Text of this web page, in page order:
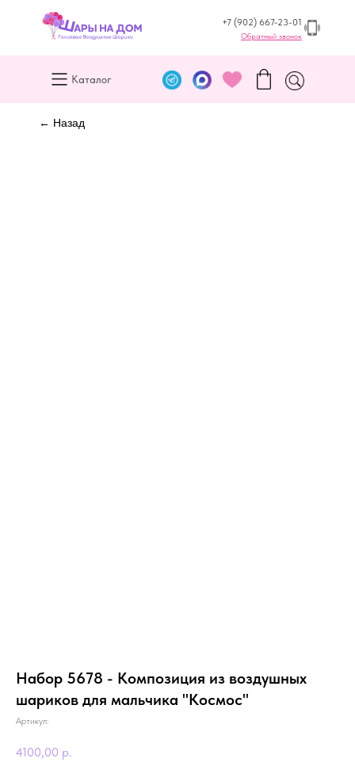
+7 (902) 667-23-01
Обратный звонок
Каталог
← Назад
Набор 5678 - Композиция из воздушных
шариков для мальчика "Космос"
Артикул:
4100,00 р.